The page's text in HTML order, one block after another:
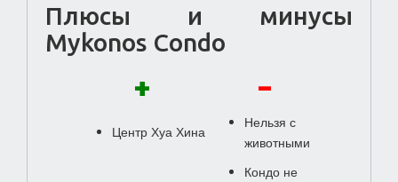
Плюсы и минусы
Mykonos Condo
+ -
Центр Хуа Хина
Нельзя с
животными
Кондо не